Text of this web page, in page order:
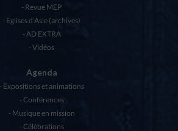
Revue MEP
Eglises d’Asie (archives)
AD EXTRA
Vidéos
Agenda
Expositions et animations
Conférences
Musique en mission
Célébrations